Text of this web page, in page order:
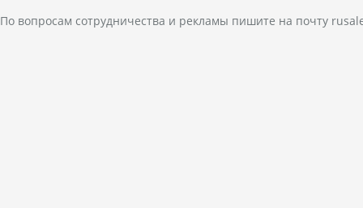
По вопросам сотрудничества и рекламы пишите на почту